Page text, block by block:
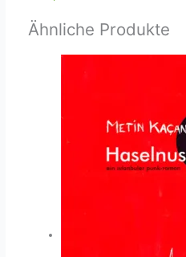
Ähnliche Produkte